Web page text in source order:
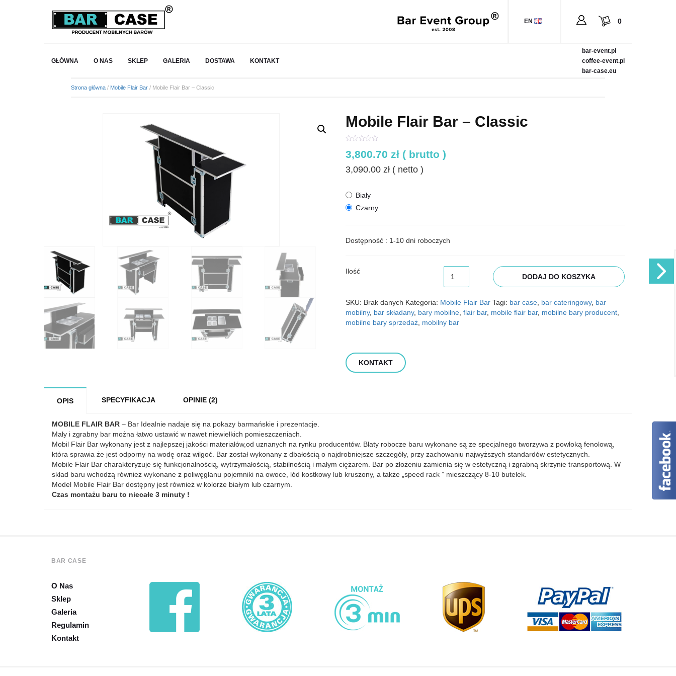
0
EN
GŁÓWNA O NAS SKLEP GALERIA DOSTAWA KONTAKT
bar-event.pl
coffee-event.pl
bar-case.eu
Strona główna / Mobile Flair Bar / Mobile Flair Bar – Classic
Mobile Flair Bar – Classic
based on
customer
ratings
3,800.70 zł ( brutto )
3,090.00 zł ( netto )
Biały
Czarny
Dostępność : 1-10 dni roboczych
Ilość
Mobile
Bar
-
Classic
DODAJ DO KOSZYKA
SKU: Brak danych Kategoria: Mobile Flair Bar Tagi: bar case bar cateringowy, bar
mobilny, bar składany, bary mobilne flair bar, mobile flair bar, mobilne bary producent
mobilne bary sprzedaż mobilny bar
KONTAKT
OPIS SPECYFIKACJA OPINIE (2)
MOBILE FLAIR BAR – Bar Idealnie nadaje się na pokazy barmańskie i prezentacje.
Mały i zgrabny bar można łatwo ustawić w nawet niewielkich pomieszczeniach.
Mobil Flair Bar wykonany jest z najlepszej jakości materiałów,od uznanych na rynku producentów. Blaty robocze baru wykonane są ze specjalnego tworzywa z powłoką fenolową,
która sprawia że jest odporny na wodę oraz wilgoć. Bar został wykonany z dbałością o najdrobniejsze szczegóły, przy zachowaniu najwyższych standardów estetycznych.
Mobile Flair Bar charakteryzuje się funkcjonalnością, wytrzymałością, stabilnością i małym ciężarem. Bar po złożeniu zamienia się w estetyczną i zgrabną skrzynie transportową. W
skład baru wchodzą również wykonane z poliwęglanu pojemniki na owoce, lód kostkowy lub kruszony, a także „speed rack ” mieszczący 8-10 butelek.
Model Mobile Flair Bar dostępny jest również w kolorze białym lub czarnym.
Czas montażu baru to niecałe 3 minuty !
BAR CASE
O Nas
Sklep
Galeria
Regulamin
Kontakt